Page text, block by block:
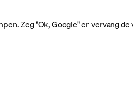
Zeg "Ok, Google" en vervang